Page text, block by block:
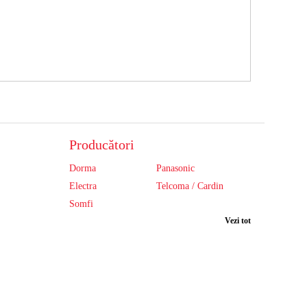
Producători
Dorma
Panasonic
Electra
Telcoma / Cardin
Somfi
Vezi tot